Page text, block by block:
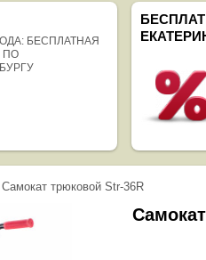
БЕСПЛАТНАЯ
ПО
Самокат трюковой Str-36R